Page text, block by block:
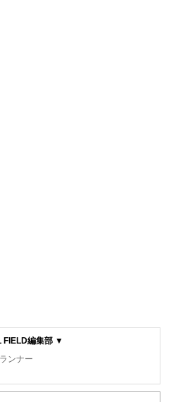
FIELD編集部 ▼
ンナー
、金融、経済に関する記事を、日々